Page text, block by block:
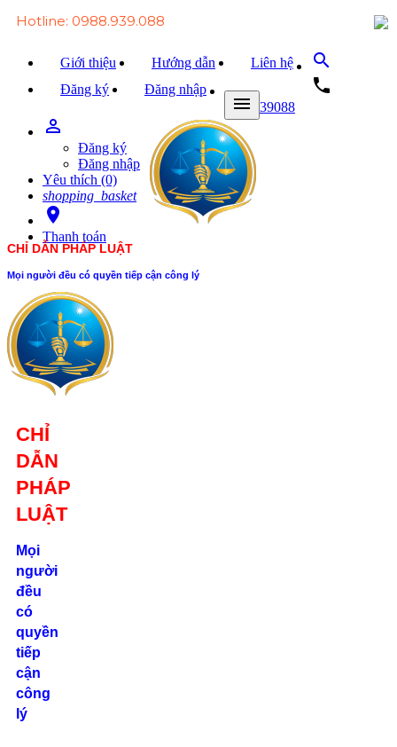
Hotline: 0988.939.088
Giới thiệu Hướng dẫn
Liên hệ
Đăng ký
Đăng nhập
search
local_phone
0988939088
person_outline
Đăng ký
Đăng nhập
Yêu thích (0)
shopping_basket
room
Thanh toán
menu
CHỈ DẪN PHÁP LUẬT
Mọi người đều có quyền tiếp cận công lý
CHỈ
DẪN
PHÁP
LUẬT
Mọi
người
đều
có
quyền
tiếp
cận
công
lý
Trang chủ
Văn bản Luật
Văn bản Đảng
Tài liệu
Hỏi - đáp
Trao đổi
Tin tức
Liên hệ
Số 24/2B
Đường Võ
Oanh, P. 25, Q.
Bình Thạnh, Tp.
Hồ Chí Minh
0862.000.639